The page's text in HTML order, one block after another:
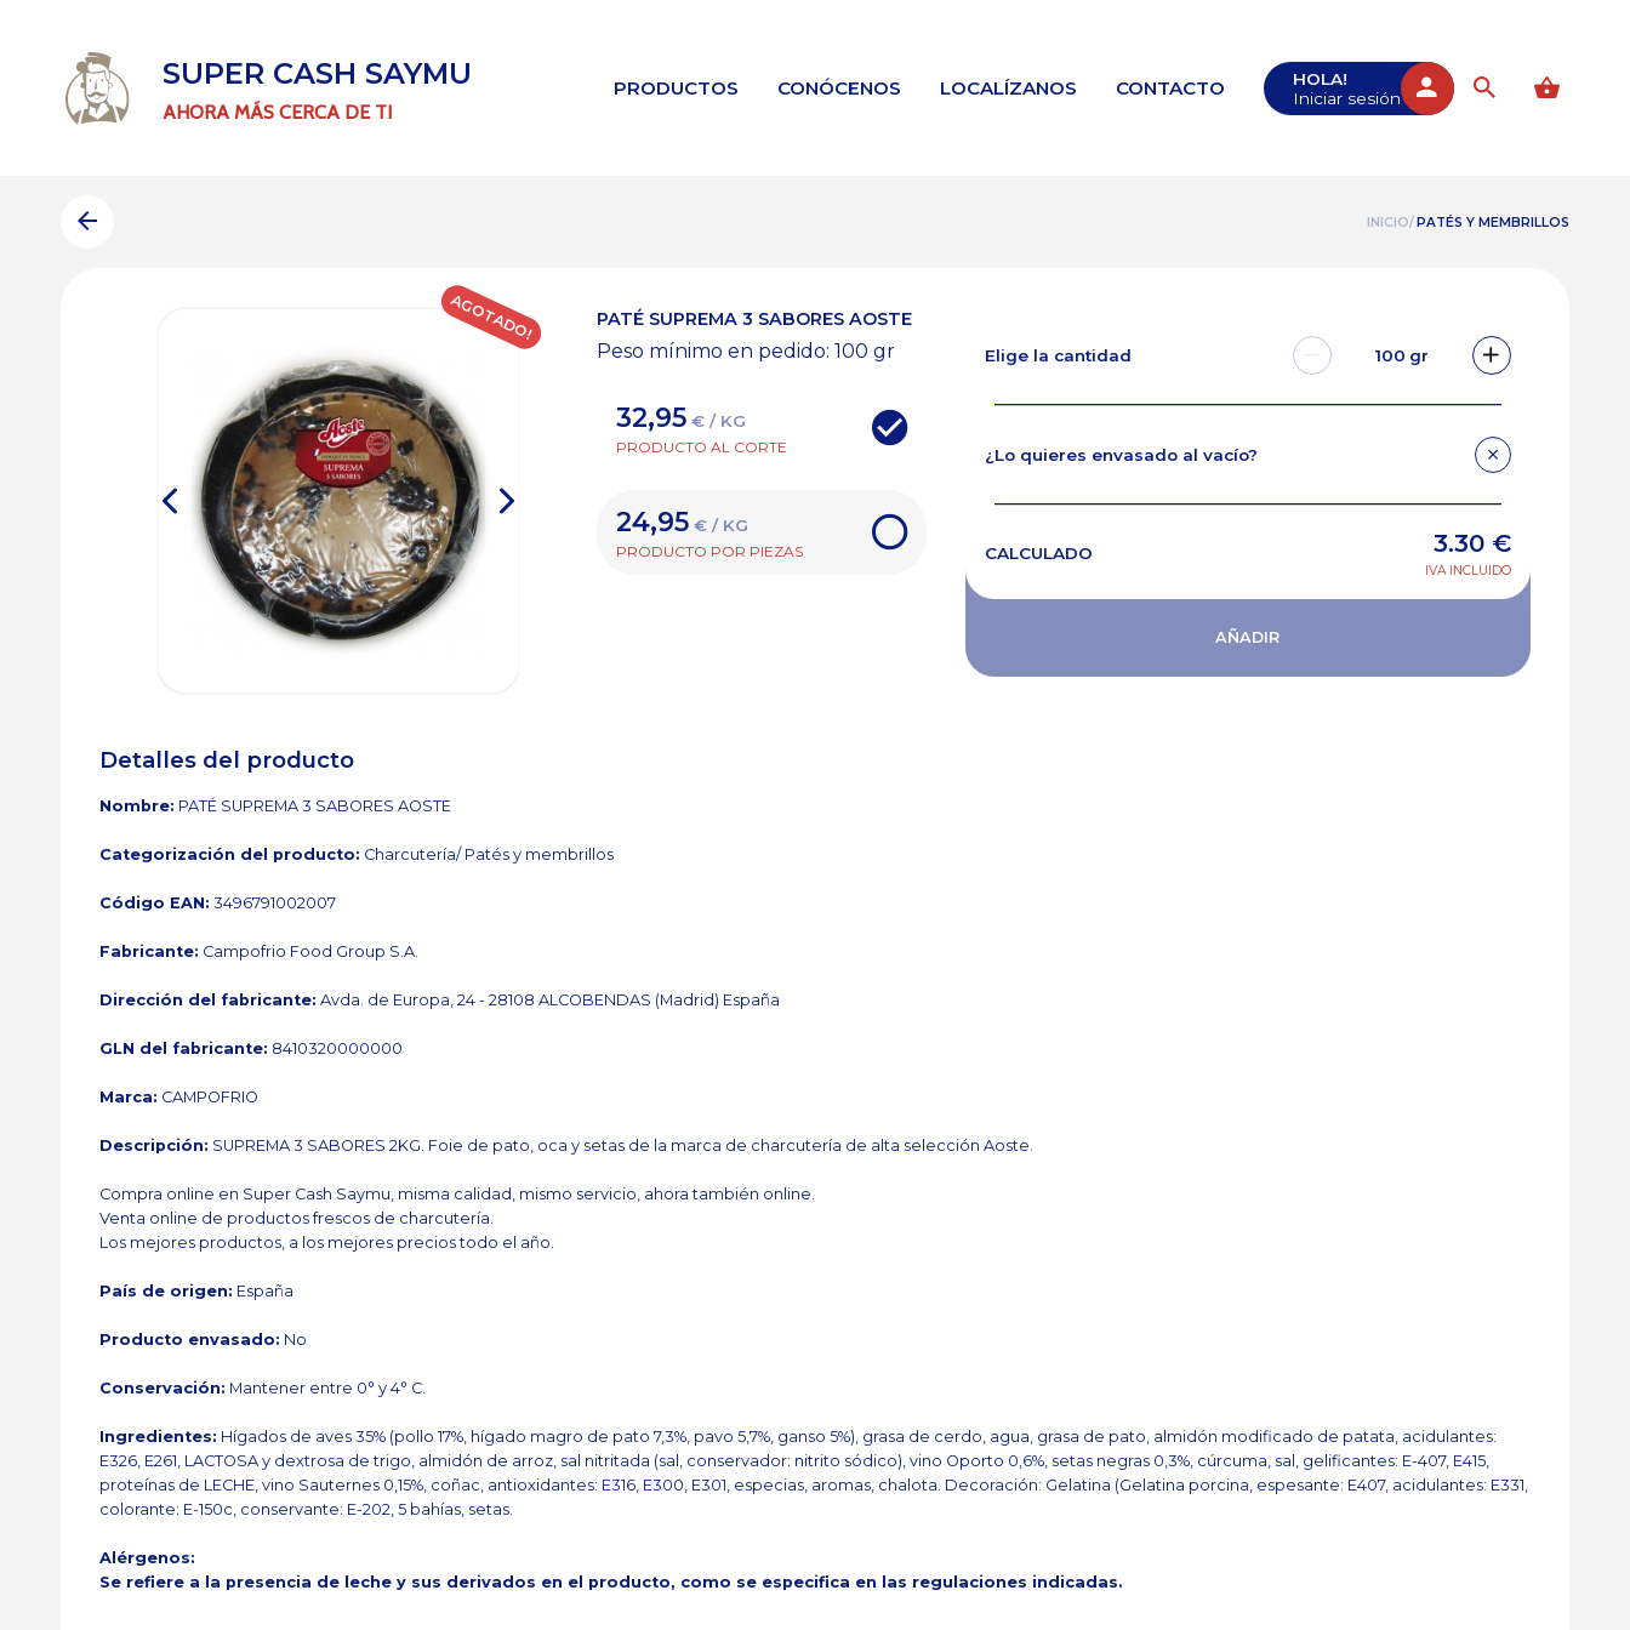
SUPER CASH SAYMU
AHORA MÁS CERCA DE TI
HOLA!
Iniciar sesión
PRODUCTOS CONÓCENOS LOCALÍZANOS CONTACTO
INICIO/PATÉS Y MEMBRILLOS
AGOTADO! PATÉ SUPREMA 3 SABORES AOSTE
Peso mínimo en pedido: 100 gr
32,95 € / KG
PRODUCTO AL CORTE
24,95 € / KG
PRODUCTO POR PIEZAS
Detalles del producto
Nombre: PATÉ SUPREMA 3 SABORES AOSTE
Categorización del producto: Charcutería/ Patés y membrillos
Código EAN: 3496791002007
Fabricante: Campofrio Food Group S.A.
Dirección del fabricante: Avda. de Europa, 24 - 28108 ALCOBENDAS (Madrid) España
GLN del fabricante: 8410320000000
Marca: CAMPOFRIO
Descripción: SUPREMA 3 SABORES 2KG. Foie de pato, oca y setas de la marca de charcutería de alta selección Aoste.
Compra online en Super Cash Saymu, misma calidad, mismo servicio, ahora también online.
Venta online de productos frescos de charcutería.
Los mejores productos, a los mejores precios todo el año.
País de origen: España
Producto envasado: No
Conservación: Mantener entre 0° y 4° C.
Ingredientes: Hígados de aves 35% (pollo 17%, hígado magro de pato 7,3%, pavo 5,7%, ganso 5%), grasa de cerdo, agua, grasa de pato, almidón modificado de patata, acidulantes:
E326, E261, LACTOSA y dextrosa de trigo, almidón de arroz, sal nitritada (sal, conservador: nitrito sódico), vino Oporto 0,6%, setas negras 0,3%, cúrcuma, sal, gelificantes: E-407, E415,
proteínas de LECHE, vino Sauternes 0,15%, coñac, antioxidantes: E316, E300, E301, especias, aromas, chalota. Decoración: Gelatina (Gelatina porcina, espesante: E407, acidulantes: E331,
colorante: E-150c, conservante: E-202, 5 bahías, setas.
Alérgenos:
Se refiere a la presencia de leche y sus derivados en el producto, como se especifica en las regulaciones indicadas.
Elige la cantidad 100 gr
¿Lo quieres envasado al vacío?
CALCULADO 3.30€
IVA INCLUIDO
AÑADIR